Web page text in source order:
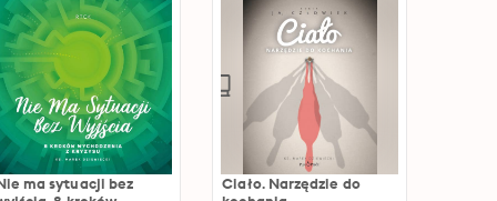
ma sytuacji bez
Ciało. Narzędzie do